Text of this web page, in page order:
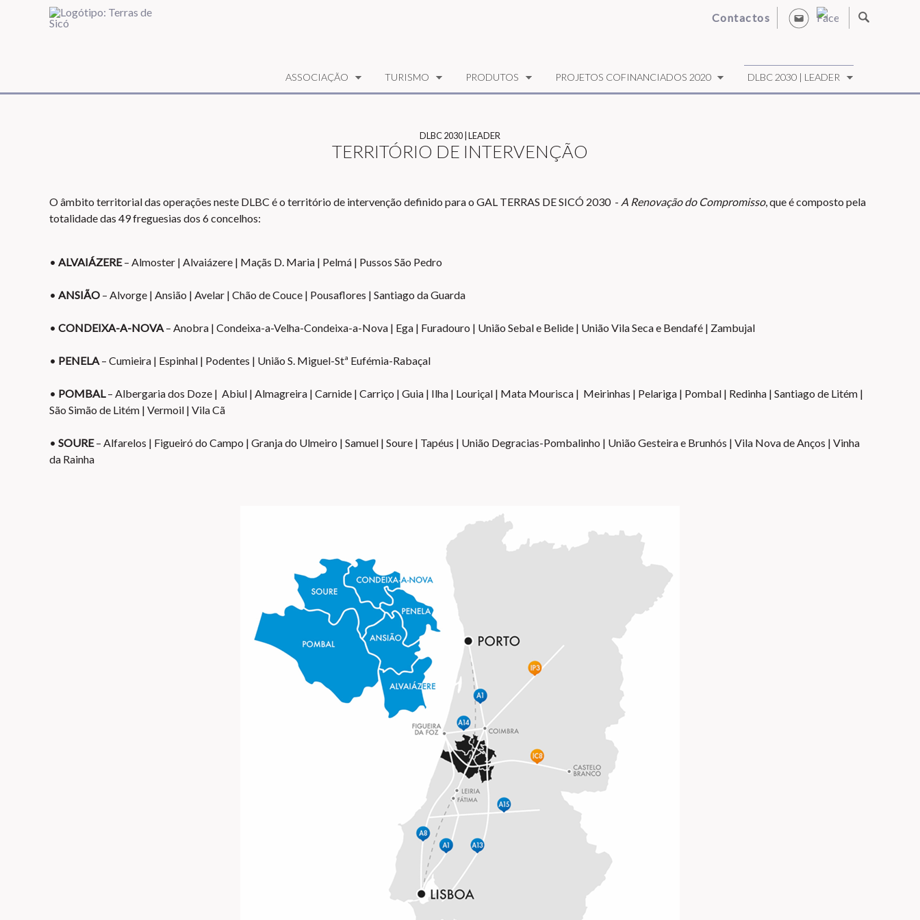
Contactos
ASSOCIAÇÃO TURISMO PRODUTOS PROJETOS COFINANCIADOS 2020 DLBC 2030 | LEADER
DLBC 2030 | LEADER
TERRITÓRIO DE INTERVENÇÃO
O âmbito territorial das operações neste DLBC é o território de intervenção definido para o GAL TERRAS DE SICÓ 2030 - A Renovação do Compromisso, que é composto pela
totalidade das 49 freguesias dos 6 concelhos:
• ALVAIÁZERE– Almoster | Alvaiázere | Maçãs D. Maria | Pelmá | Pussos São Pedro
• ANSIÃO – Alvorge | Ansião | Avelar | Chão de Couce | Pousaflores | Santiago da Guarda
• CONDEIXA-A-NOVA – Anobra | Condeixa-a-Velha-Condeixa-a-Nova | Ega | Furadouro | União Sebal e Belide | União Vila Seca e Bendafé | Zambujal
• PENELA – Cumieira | Espinhal | Podentes | União S. Miguel-Stª Eufémia-Rabaçal
• POMBAL– Albergaria dos Doze | Abiul | Almagreira | Carnide | Carriço | Guia | Ilha | Louriçal | Mata Mourisca | Meirinhas | Pelariga | Pombal | Redinha | Santiago de Litém |
São Simão de Litém | Vermoil | Vila Cã
• SOURE– Alfarelos | Figueiró do Campo | Granja do Ulmeiro | Samuel | Soure | Tapéus | União Degracias-Pombalinho | União Gesteira e Brunhós | Vila Nova de Anços | Vinha
da Rainha